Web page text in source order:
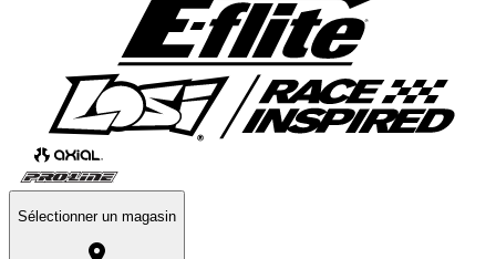
Sélectionner un magasin